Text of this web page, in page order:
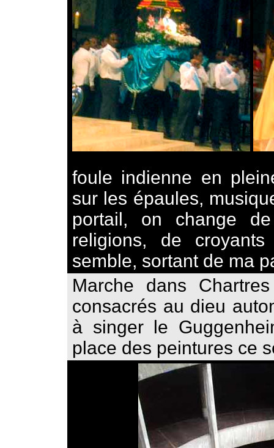
foule indienne en
sur les épaules,
portail, on change
religions, de
semble, sortant de ma
Marche dans
consacrés au dieu
à singer le
place des peintures ce